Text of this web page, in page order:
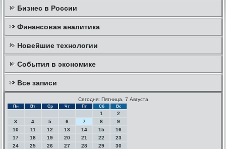
Бизнес в России
Финансовая аналитика
Новейшие технологии
События в экономике
Все записи
Сегодня: Пятница, 7 Августа
Пн Вт Ср Чт Пт Сб Вс
1
2
3
4 5 6 7 8
9
10
11 12 13 14 15
16
17
18 19 20 21 22
23
24
25 26 27 28 29
30